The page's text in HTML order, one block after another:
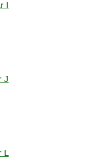
I
J
L